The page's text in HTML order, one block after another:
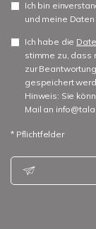
Ich bin
und meine
Ich habe die
stimme zu, dass
zur
gespeichert
Hinweis: Sie
Mail an
* Pflichtfelder